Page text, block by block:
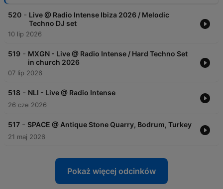
520 - Live @ Radio Intense Ibiza 2026 / Melodic
Techno DJ set
10 lip 2026
519 - MXGN - Live @ Radio Intense / Hard Techno Set
in church 2026
07 lip 2026
518 - NLI - Live @ Radio Intense
26 cze 2026
517 - SPACE @ Antique Stone Quarry, Bodrum, Turkey
21 maj 2026
Pokaż więcej odcinków